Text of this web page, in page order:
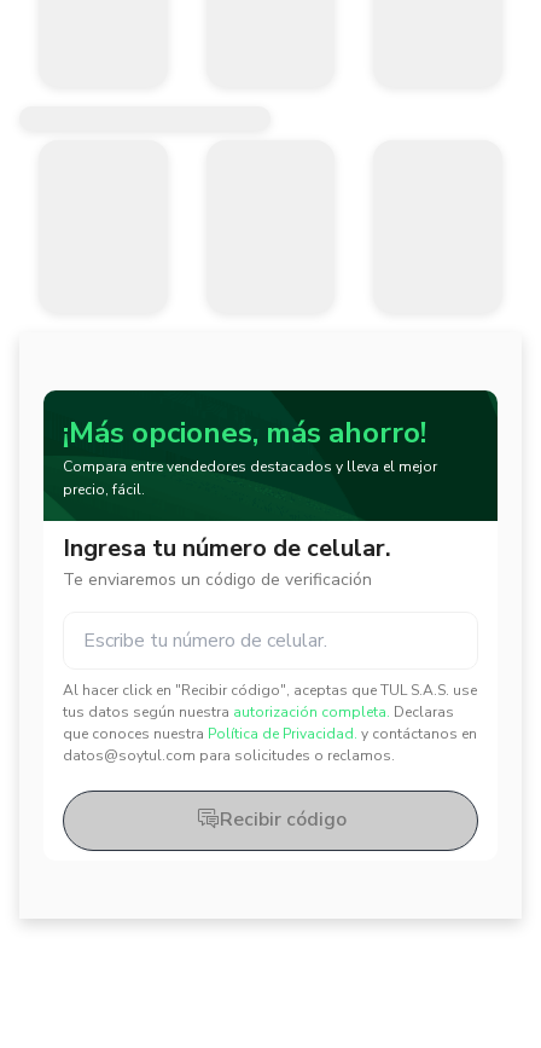
¡Más opciones, más ahorro!
Compara entre vendedores destacados y lleva el mejor
precio, fácil.
Ingresa tu número de celular.
Te enviaremos un código de verificación
Al hacer click en "Recibir código", aceptas que TUL S.A.S. use
tus datos según nuestra autorización completa. Declaras
que conoces nuestra Política de Privacidad. y contáctanos en
datos@soytul.com para solicitudes o reclamos.
✕
✕
Recibir código